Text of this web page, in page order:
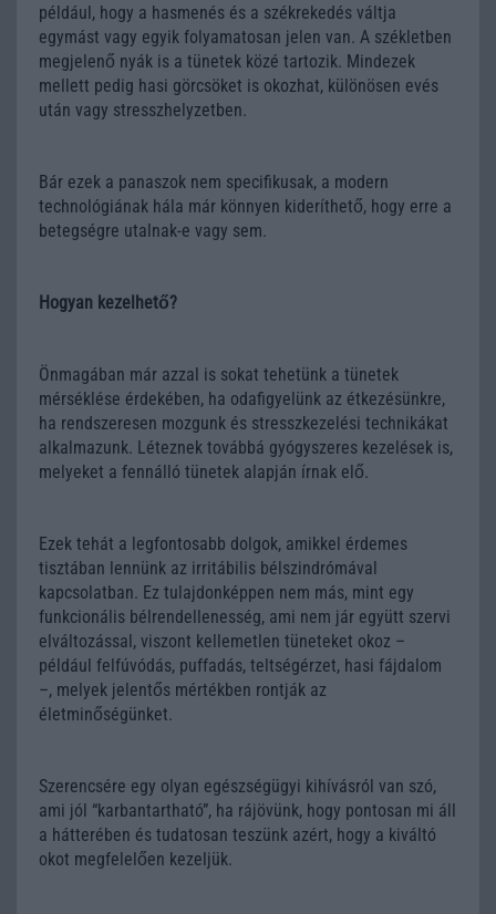
például, hogy a hasmenés és a székrekedés váltja
egymást vagy egyik folyamatosan jelen van. A székletben
megjelenő nyák is a tünetek közé tartozik. Mindezek
mellett pedig hasi görcsöket is okozhat, különösen evés
után vagy stresszhelyzetben.
Bár ezek a panaszok nem specifikusak, a modern
technológiának hála már könnyen kideríthető, hogy erre a
betegségre utalnak-e vagy sem.
Hogyan kezelhető?
Önmagában már azzal is sokat tehetünk a tünetek
mérséklése érdekében, ha odafigyelünk az étkezésünkre,
ha rendszeresen mozgunk és stresszkezelési technikákat
alkalmazunk. Léteznek továbbá gyógyszeres kezelések is,
melyeket a fennálló tünetek alapján írnak elő.
Ezek tehát a legfontosabb dolgok, amikkel érdemes
tisztában lennünk az irritábilis bélszindrómával
kapcsolatban. Ez tulajdonképpen nem más, mint egy
funkcionális bélrendellenesség, ami nem jár együtt szervi
elváltozással, viszont kellemetlen tüneteket okoz –
például felfúvódás, puffadás, teltségérzet, hasi fájdalom
–, melyek jelentős mértékben rontják az
életminőségünket.
Szerencsére egy olyan egészségügyi kihívásról van szó,
ami jól “karbantartható”, ha rájövünk, hogy pontosan mi áll
a hátterében és tudatosan teszünk azért, hogy a kiváltó
okot megfelelően kezeljük.